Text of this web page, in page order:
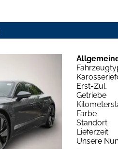
Erst-Zul.
Getriebe
Farbe
Standort
Lieferzeit
Unsere